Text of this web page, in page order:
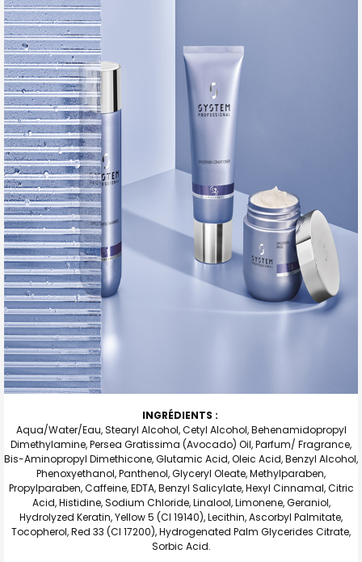
INGRÉDIENTS :
Aqua/Water/Eau, Stearyl Alcohol, Cetyl Alcohol, Behenamidopropyl
Dimethylamine, Persea Gratissima (Avocado) Oil, Parfum/ Fragrance,
Bis-Aminopropyl Dimethicone, Glutamic Acid, Oleic Acid, Benzyl Alcohol,
Phenoxyethanol, Panthenol, Glyceryl Oleate, Methylparaben,
Propylparaben, Caffeine, EDTA, Benzyl Salicylate, Hexyl Cinnamal, Citric
Acid, Histidine, Sodium Chloride, Linalool, Limonene, Geraniol,
Hydrolyzed Keratin, Yellow 5 (CI 19140), Lecithin, Ascorbyl Palmitate,
Tocopherol, Red 33 (CI 17200), Hydrogenated Palm Glycerides Citrate,
Sorbic Acid.